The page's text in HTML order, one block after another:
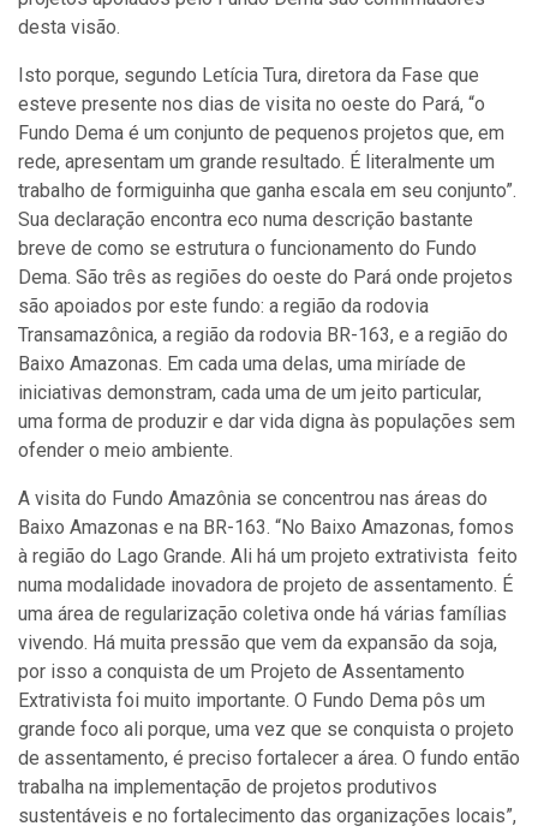
desta visão.
Isto porque, segundo Letícia Tura, diretora da Fase que
esteve presente nos dias de visita no oeste do Pará, “o
Fundo Dema é um conjunto de pequenos projetos que, em
rede, apresentam um grande resultado. É literalmente um
trabalho de formiguinha que ganha escala em seu conjunto”.
Sua declaração encontra eco numa descrição bastante
breve de como se estrutura o funcionamento do Fundo
Dema. São três as regiões do oeste do Pará onde projetos
são apoiados por este fundo: a região da rodovia
Transamazônica, a região da rodovia BR-163, e a região do
Baixo Amazonas. Em cada uma delas, uma miríade de
iniciativas demonstram, cada uma de um jeito particular,
uma forma de produzir e dar vida digna às populações sem
ofender o meio ambiente.
A visita do Fundo Amazônia se concentrou nas áreas do
Baixo Amazonas e na BR-163. “No Baixo Amazonas, fomos
à região do Lago Grande. Ali há um projeto extrativista feito
numa modalidade inovadora de projeto de assentamento. É
uma área de regularização coletiva onde há várias famílias
vivendo. Há muita pressão que vem da expansão da soja,
por isso a conquista de um Projeto de Assentamento
Extrativista foi muito importante. O Fundo Dema pôs um
grande foco ali porque, uma vez que se conquista o projeto
de assentamento, é preciso fortalecer a área. O fundo então
trabalha na implementação de projetos produtivos
sustentáveis e no fortalecimento das organizações locais”,